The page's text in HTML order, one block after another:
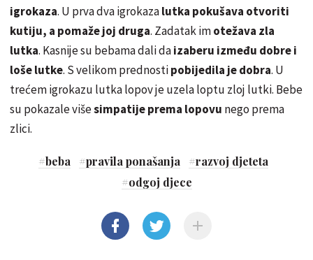
igrokaza. U prva dva igrokazalutka pokušava otvoriti
kutiju, a pomaže joj druga. Zadatak imotežava zla
lutka. Kasnije su bebama dali daizaberu između dobre i
loše lutke. S velikom prednostipobijedila je dobra. U
trećem igrokazu lutka lopov je uzela loptu zloj lutki. Bebe
su pokazale višesimpatije prema lopovu nego prema
zlici.
#beba #pravila ponašanja #razvoj djeteta
#odgoj djece